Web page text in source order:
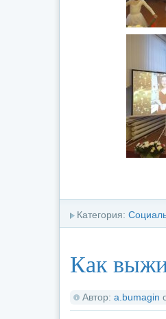
Категория:
Как
Автор: a.bumagin